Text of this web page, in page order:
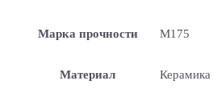
Марка прочности М175
Материал Керамика